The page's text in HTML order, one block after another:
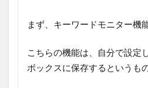
まず、キーワードモニター機
こちらの機能は、自分で設定
ボックスに保存するというもの